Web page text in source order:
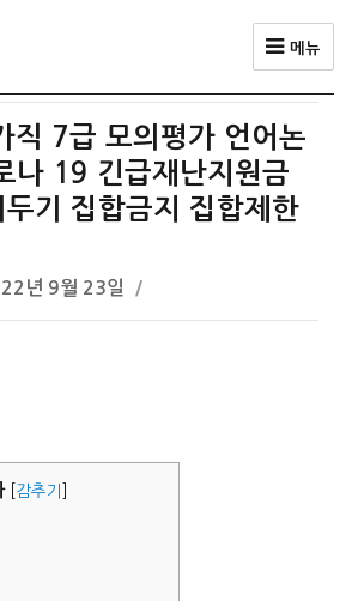
메뉴
직 7급 모의평가 언어논
나 19 긴급재난지원금
기 집합금지 집합제한
년 9월 23일
감추기